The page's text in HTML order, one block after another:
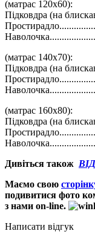
(матрас 120х60):
Підковдра (на
(матрас 140х70):
Підковдра (на
(матрас 160х80):
Підковдра (на
Дивіться також
Маємо свою
подивитися фото
з нами on-line.
Написати відгук